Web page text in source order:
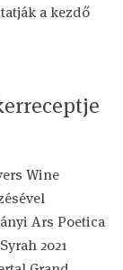
a kezdő
Wine
Ars Poetica
2021